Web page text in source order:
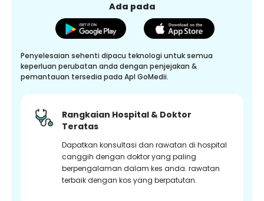
Ada pada
Penyelesaian sehenti dipacu teknologi untuk semua
keperluan perubatan anda dengan penjejakan &
pemantauan tersedia pada Apl GoMedii.
Rangkaian Hospital & Doktor
Teratas
Dapatkan konsultasi dan rawatan di hospital
canggih dengan doktor yang paling
berpengalaman dalam kes anda. rawatan
terbaik dengan kos yang berpatutan.